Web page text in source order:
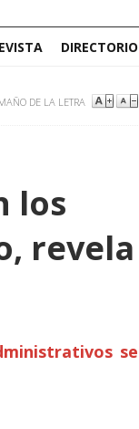
DIRECTORIO
DE LA LETRA
los
revela
se